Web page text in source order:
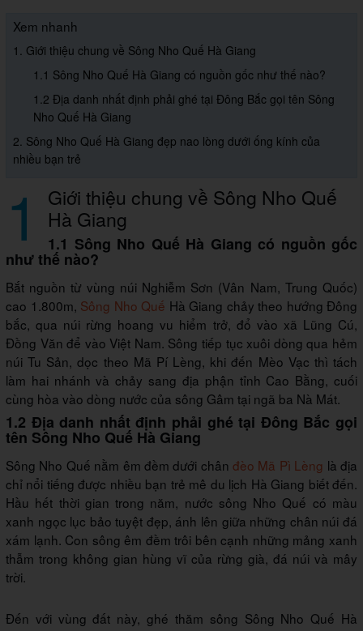
Xem nhanh
1. Giới thiệu chung về Sông Nho Quế Hà Giang
1.1 Sông Nho Quế Hà Giang có nguồn gốc như thế nào?
1.2 Địa danh nhất định phải ghé tại Đông Bắc gọi tên Sông
Nho Quế Hà Giang
2. Sông Nho Quế Hà Giang đẹp nao lòng dưới ống kính của
nhiều bạn trẻ
1 Giới thiệu chung về Sông Nho Quế
Hà Giang
1.1 Sông Nho Quế Hà Giang có nguồn gốc
như thế nào?
Bắt nguồn từ vùng núi Nghiễm Sơn (Vân Nam, Trung Quốc)
cao 1.800m, Sông Nho Quế Hà Giang chảy theo hướng Đông
bắc, qua núi rừng hoang vu hiểm trở, đổ vào xã Lũng Cú,
Đồng Văn để vào Việt Nam. Sông tiếp tục xuôi dòng qua hẻm
núi Tu Sản, dọc theo Mã Pí Lèng, khi đến Mèo Vạc thì tách
làm hai nhánh và chảy sang địa phận tỉnh Cao Bằng, cuối
cùng hòa vào dòng nước của sông Gâm tại ngã ba Nà Mát.
1.2 Địa danh nhất định phải ghé tại Đông Bắc gọi
tên Sông Nho Quế Hà Giang
Sông Nho Quế nằm êm đềm dưới chânđèo Mã Pì Lèng là địa
chỉ nổi tiếng được nhiều bạn trẻ mê du lịch Hà Giang biết đến.
Hầu hết thời gian trong năm, nước sông Nho Quế có màu
xanh ngọc lục bảo tuyệt đẹp, ánh lên giữa những chân núi đá
xám lạnh. Con sông êm đềm trôi bên cạnh những mảng xanh
thẫm trong không gian hùng vĩ của rừng già, đá núi và mây
trời.
Đến với vùng đất này, ghé thăm sông Sông Nho Quế Hà